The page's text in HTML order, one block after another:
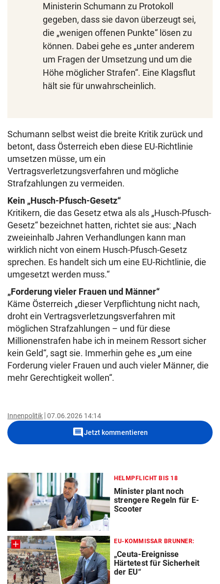
Ministerin Schumann zu Protokoll
gegeben, dass sie davon überzeugt sei,
die „wenigen offenen Punkte“ lösen zu
können. Dabei gehe es „unter anderem
um Fragen der Umsetzung und um die
Höhe möglicher Strafen“. Eine Klagsflut
hält sie für unwahrscheinlich.
Schumann selbst weist die breite Kritik zurück und
betont, dass Österreich eben diese EU-Richtlinie
umsetzen müsse, um ein
Vertragsverletzungsverfahren und mögliche
Strafzahlungen zu vermeiden.
Kein „Husch-Pfusch-Gesetz“
Kritikern, die das Gesetz etwa als als „Husch-Pfusch-
Gesetz“ bezeichnet hatten, richtet sie aus: „Nach
zweieinhalb Jahren Verhandlungen kann man
wirklich nicht von einem Husch-Pfusch-Gesetz
sprechen. Es handelt sich um eine EU-Richtlinie, die
umgesetzt werden muss.“
„Forderung vieler Frauen und Männer“
Käme Österreich „dieser Verpflichtung nicht nach,
droht ein Vertragsverletzungsverfahren mit
möglichen Strafzahlungen – und für diese
Millionenstrafen habe ich in meinem Ressort sicher
kein Geld“, sagt sie. Immerhin gehe es „um eine
Forderung vieler Frauen und auch vieler Männer, die
mehr Gerechtigkeit wollen“.
Innenpolitik 07.06.2026 14:14
commentJetzt kommentieren
HELMPFLICHT BIS 18
Minister plant noch
strengere Regeln für E-
Scooter
EU-KOMMISSAR BRUNNER:
„Ceuta-Ereignisse
Härtetest für Sicherheit
der EU“